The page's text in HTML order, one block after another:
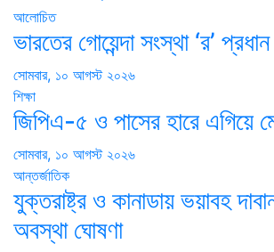
আলোচিত
ভারতের গোয়েন্দা সংস্থা ‘র’
সোমবার, ১০ আগস্ট ২০২৬
শিক্ষা
জিপিএ-৫ ও পাসের হারে এগিয়ে
সোমবার, ১০ আগস্ট ২০২৬
আন্তর্জাতিক
যুক্তরাষ্ট্র ও কানাডায় ভয়াবহ
অবস্থা ঘোষণা